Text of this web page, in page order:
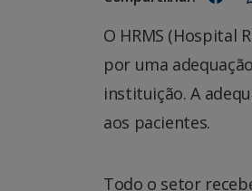
O HRMS (Hospital
por uma
instituição. A
aos pacientes.
Todo o setor